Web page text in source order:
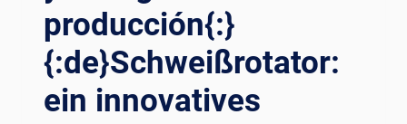
producción{:}
{:de}Schweißrotator:
ein innovatives